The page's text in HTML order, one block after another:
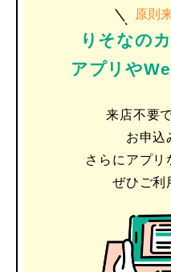
原則
りそなの
アプリや
来店不要
お申込
さらにアプリ
ぜひご利